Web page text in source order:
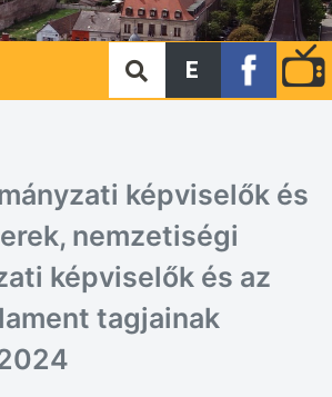
E
képviselők és
nemzetiségi
képviselők és az
tagjainak